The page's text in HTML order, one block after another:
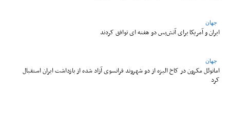
جهان
ایران و آمریکا برای آتش‌بس دو هفته‌ ای توافق کردند
جهان
امانوئل مکرون در کاخ الیزه از دو شهروند فرانسوی آزاد شده از بازداشت ایران استقبال
کرد